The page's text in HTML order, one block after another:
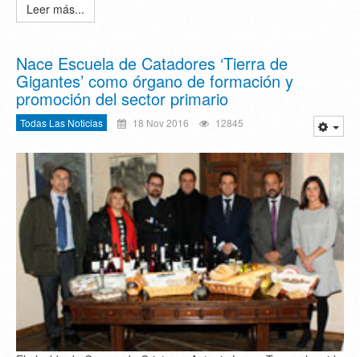
Leer más...
Nace Escuela de Catadores ‘Tierra de
Gigantes’ como órgano de formación y
promoción del sector primario
Todas Las Noticias 18 Nov 2016 12845